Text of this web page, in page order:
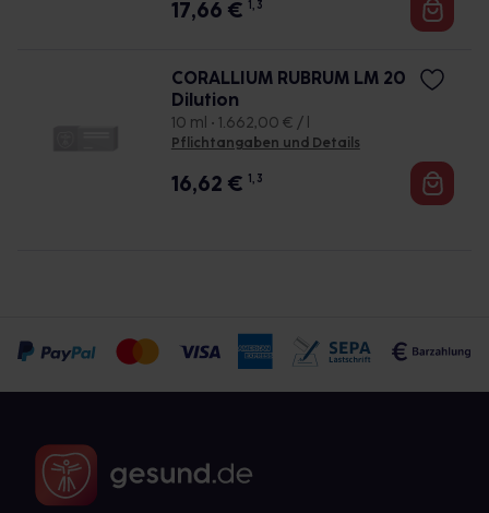
17,66 € 1, 3
CORALLIUM RUBRUM LM 20
Dilution
10 ml • 1.662,00 € / l
Pflichtangaben und Details
16,62 € 1, 3